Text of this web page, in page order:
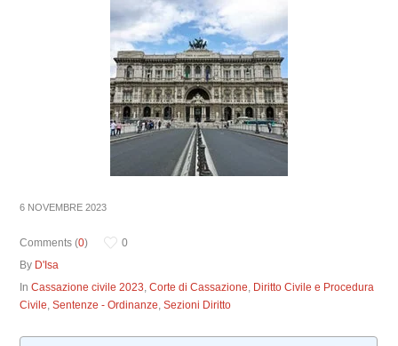
6 NOVEMBRE 2023
Comments (0)
0
By D'Isa
InCassazione civile 2023,Corte di Cassazione, Diritto Civile e Procedura
Civile,Sentenze - Ordinanze,Sezioni Diritto